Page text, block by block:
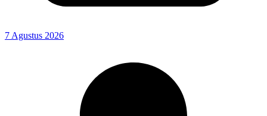
7 Agustus 2026